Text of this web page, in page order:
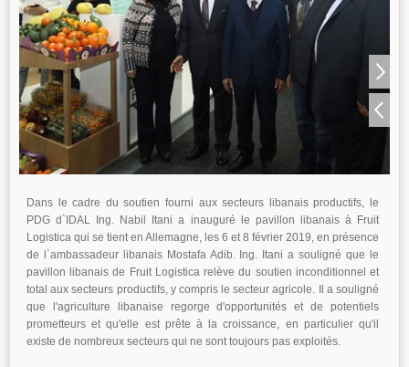
Dans le cadre du soutien fourni aux secteurs libanais productifs, le
PDG d`IDAL Ing. Nabil Itani a inauguré le pavillon libanais à Fruit
Logistica qui se tient en Allemagne, les 6 et 8 février 2019, en présence
de l`ambassadeur libanais Mostafa Adib. Ing. Itani a souligné que le
pavillon libanais de Fruit Logistica relève du soutien inconditionnel et
total aux secteurs productifs, y compris le secteur agricole. Il a souligné
que l'agriculture libanaise regorge d'opportunités et de potentiels
prometteurs et qu'elle est prête à la croissance, en particulier qu'il
existe de nombreux secteurs qui ne sont toujours pas exploités.